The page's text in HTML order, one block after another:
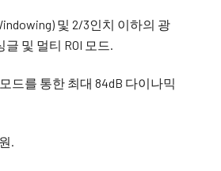
및 2/3인치 이하의 광
및 멀티 ROI 모드.
드를 통한 최대 84dB 다이나믹
.